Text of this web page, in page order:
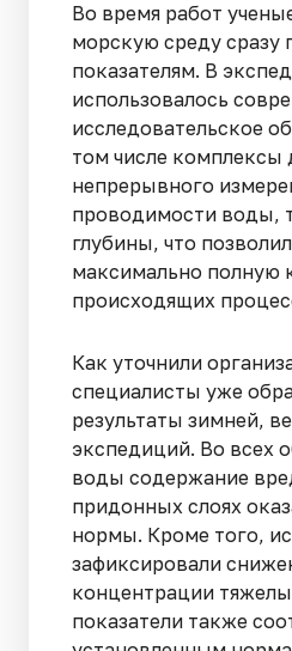
Во время работ
морскую среду сразу
показателям. В
использовалось
исследовательское
том числе комплексы
непрерывного
проводимости воды,
глубины, что
максимально полную
происходящих
Как уточнили
специалисты уже
результаты зимней,
экспедиций. Во всех
воды содержание
придонных слоях
нормы. Кроме того,
зафиксировали
концентрации
показатели также